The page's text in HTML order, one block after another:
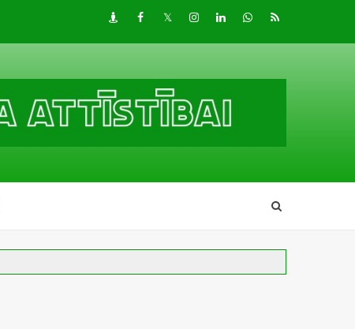
DraugiemFacebook
TwitterInstagram
LinkedInwhatsapp
RSS